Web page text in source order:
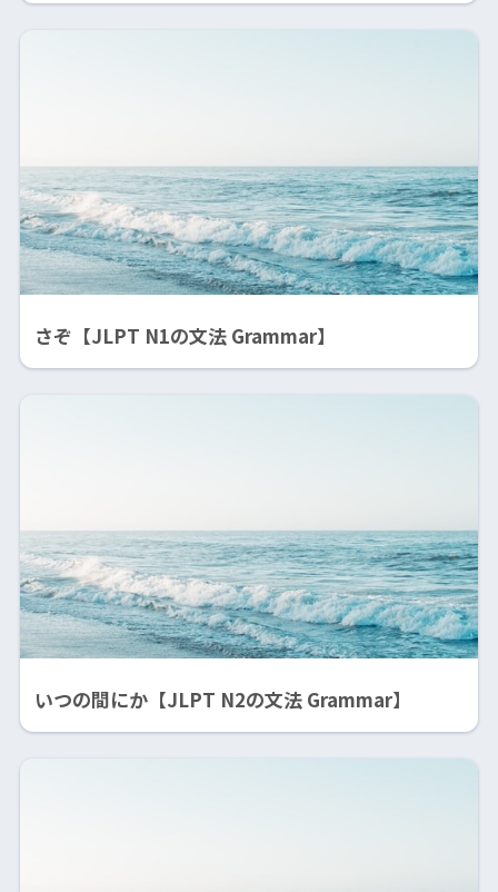
さぞ【JLPT N1の文法 Grammar】
いつの間にか【JLPT N2の文法 Grammar】